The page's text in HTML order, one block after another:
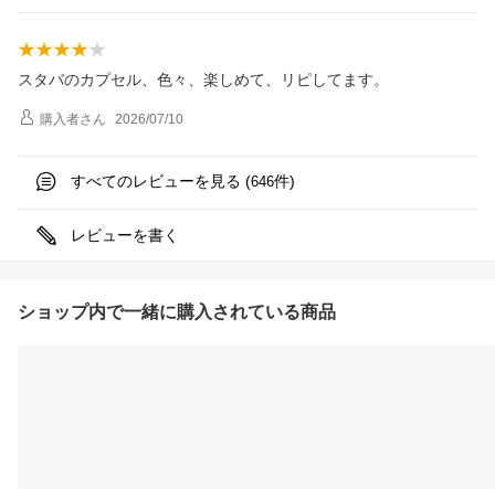
スタバのカプセル、色々、楽しめて、リピしてます。
購入者さん 2026/07/10
すべてのレビューを見る (646件)
レビューを書く
ショップ内で一緒に購入されている商品